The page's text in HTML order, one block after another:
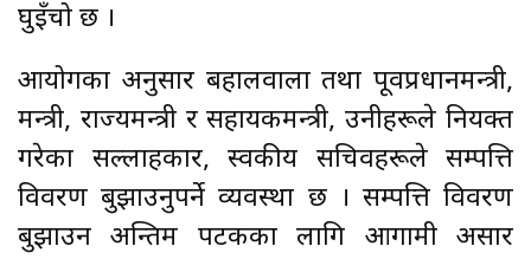
घुइँचो छ ।
आयोगका अनुसार बहालवाला तथा पूर्वप्रधानमन्त्री,
मन्त्री, राज्यमन्त्री र सहायकमन्त्री, उनीहरूले नियक्त
गरेका सल्लाहकार, स्वकीय सचिवहरूले सम्पत्ति
विवरण बुझाउनुपर्ने व्यवस्था छ । सम्पत्ति विवरण
बुझाउन अन्तिम पटकका लागि आगामी असार